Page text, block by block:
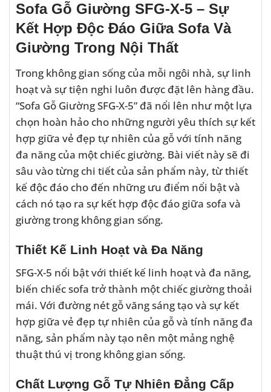
Sofa Gỗ Giường SFG-X-5 – Sự
Kết Hợp Độc Đáo Giữa Sofa Và
Giường Trong Nội Thất
Trong không gian sống của mỗi ngôi nhà, sự linh
hoạt và sự tiện nghi luôn được đặt lên hàng đầu.
“Sofa Gỗ Giường SFG-X-5” đã nổi lên như một lựa
chọn hoàn hảo cho những người yêu thích sự kết
hợp giữa vẻ đẹp tự nhiên của gỗ với tính năng
đa năng của một chiếc giường. Bài viết này sẽ đi
sâu vào từng chi tiết của sản phẩm này, từ thiết
kế độc đáo cho đến những ưu điểm nổi bật và
cách nó tạo ra sự kết hợp độc đáo giữa sofa và
giường trong không gian sống.
Thiết Kế Linh Hoạt và Đa Năng
SFG-X-5 nổi bật với thiết kế linh hoạt và đa năng,
biến chiếc sofa trở thành một chiếc giường thoải
mái. Với đường nét gỗ văng sáng tạo và sự kết
hợp giữa vẻ đẹp tự nhiên của gỗ và tính năng đa
năng, sản phẩm này tạo nên một mảng nghệ
thuật thú vị trong không gian sống.
Chất Lượng Gỗ Tự Nhiên Đẳng Cấp